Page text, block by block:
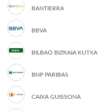
BANTIERRA
BBVA
BILBAO BIZKAIA KUTXA
BNP PARIBAS
CAIXA GUISSONA